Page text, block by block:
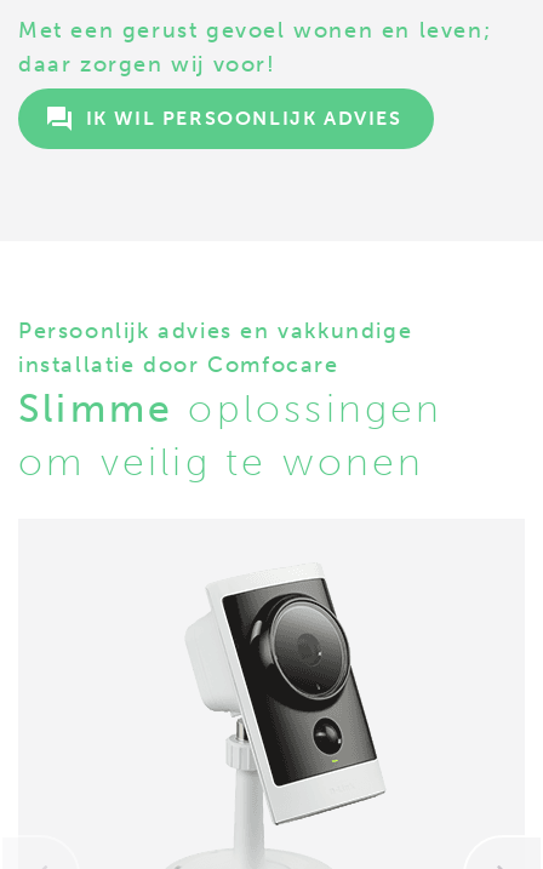
Met een gerust gevoel wonen en leven;
daar zorgen wij voor!
question_answer IK WIL PERSOONLIJK ADVIES
Persoonlijk advies en vakkundige
installatie door Comfocare
Slimme oplossingen
om veilig te wonen